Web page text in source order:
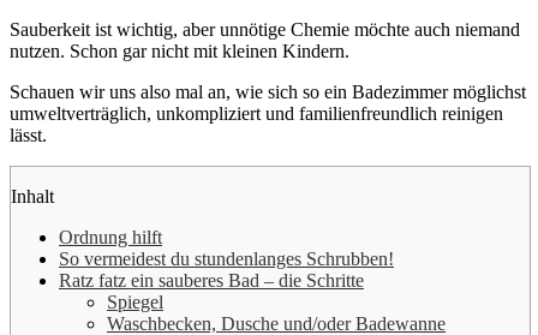
Sauberkeit ist wichtig, aber unnötige Chemie möchte auch niemand
nutzen. Schon gar nicht mit kleinen Kindern.
Schauen wir uns also mal an, wie sich so ein Badezimmer möglichst
umweltverträglich, unkompliziert und familienfreundlich reinigen
lässt.
Inhalt
Ordnung hilft
So vermeidest du stundenlanges Schrubben!
Ratz fatz ein sauberes Bad – die Schritte
Spiegel
Waschbecken, Dusche und/oder Badewanne